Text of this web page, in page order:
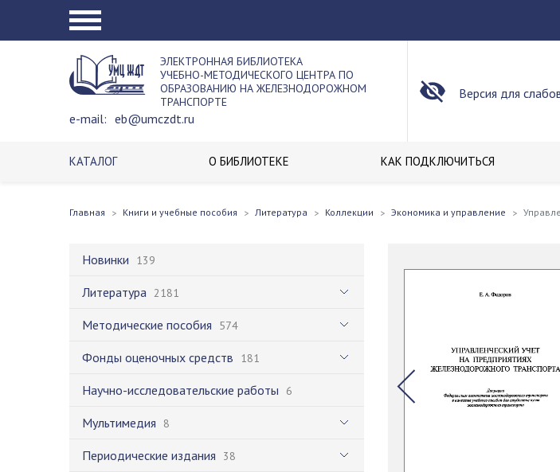
ЭЛЕКТРОННАЯ БИБЛИОТЕКА
УЧЕБНО-МЕТОДИЧЕСКОГО ЦЕНТРА ПО
ОБРАЗОВАНИЮ НА ЖЕЛЕЗНОДОРОЖНОМ
ТРАНСПОРТЕ
e-mail: eb@umczdt.ru
Версия для
КАТАЛОГ О БИБЛИОТЕКЕ КАК ПОДКЛЮЧИТЬСЯ
Главная Книги и учебные пособия Литература Коллекции Экономика и управление
Новинки 139
Литература 2181
Методические пособия 574
Фонды оценочных средств 181
Научно-исследовательские работы 6
Мультимедия 8
Периодические издания 38